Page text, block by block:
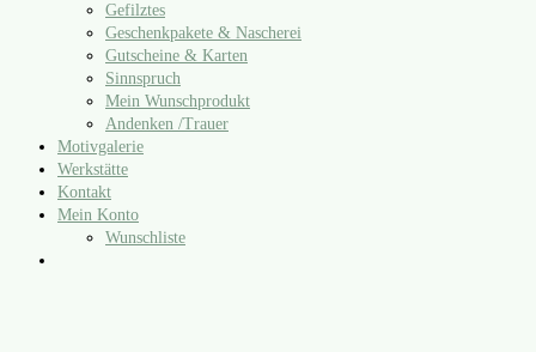
Gefilztes
Geschenkpakete & Nascherei
Gutscheine & Karten
Sinnspruch
Mein Wunschprodukt
Andenken /​Trauer
Motivgalerie
Werkstätte
Kontakt
Mein Konto
Wunschliste